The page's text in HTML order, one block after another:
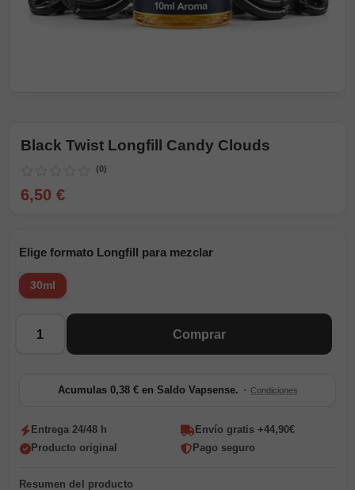
Black Twist Longfill Candy Clouds
(0)
6,50 €
Elige formato Longfill para mezclar
30ml
Comprar
Acumulas 0,38 € en Saldo Vapsense. · Condiciones
Entrega 24/48 h
Envío gratis +44,90€
Producto original
Pago seguro